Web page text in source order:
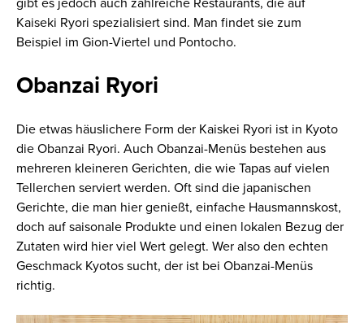
gibt es jedoch auch zahlreiche Restaurants, die auf
Kaiseki Ryori spezialisiert sind. Man findet sie zum
Beispiel im Gion-Viertel und Pontocho.
Obanzai Ryori
Die etwas häuslichere Form der Kaiskei Ryori ist in Kyoto
die Obanzai Ryori. Auch Obanzai-Menüs bestehen aus
mehreren kleineren Gerichten, die wie Tapas auf vielen
Tellerchen serviert werden. Oft sind die japanischen
Gerichte, die man hier genießt, einfache Hausmannskost,
doch auf saisonale Produkte und einen lokalen Bezug der
Zutaten wird hier viel Wert gelegt. Wer also den echten
Geschmack Kyotos sucht, der ist bei Obanzai-Menüs
richtig.